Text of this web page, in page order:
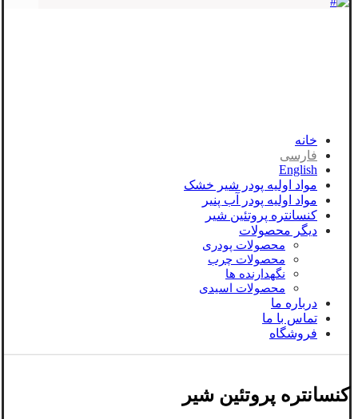
خانه
فارسی
English
مواد اولیه پودر شیر خشک
مواد اولیه پودر آب پنیر
کنسانتره پروتئین شیر
دیگر محصولات
محصولات پودری
محصولات چرب
نگهدارنده ها
محصولات اسیدی
درباره ما
تماس با ما
فروشگاه
کنسانتره پروتئین شیر